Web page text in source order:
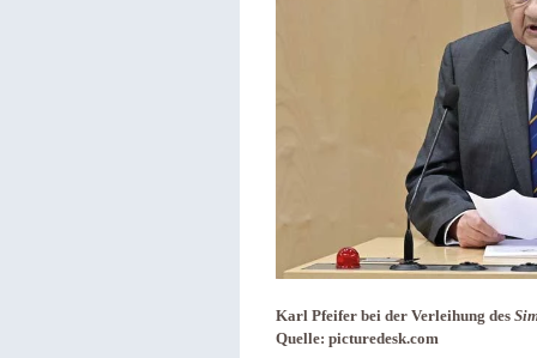
Karl Pfeifer bei der Verleihung des
Quelle: picturedesk.com